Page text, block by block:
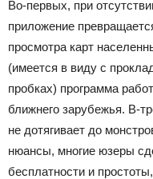
Во-первых, при
приложение
просмотра карт
(имеется в виду с
пробках) программа
ближнего зарубежья. В-
не дотягивает до
нюансы, многие юзеры
бесплатности и